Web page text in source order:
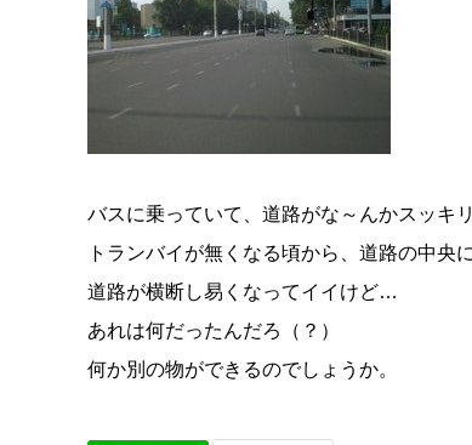
バスに乗っていて、道路がな～んかスッキ
トランバイが無くなる頃から、道路の中央
道路が横断し易くなってイイけど…
あれは何だったんだろ（？）
何か別の物ができるのでしょうか。